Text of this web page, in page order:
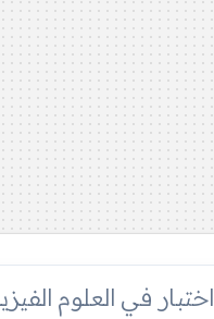
اختبار في العلوم